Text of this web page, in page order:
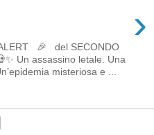
›
ALERT 🎉 del SECONDO
Un assassino letale. Una
misteriosa e ...